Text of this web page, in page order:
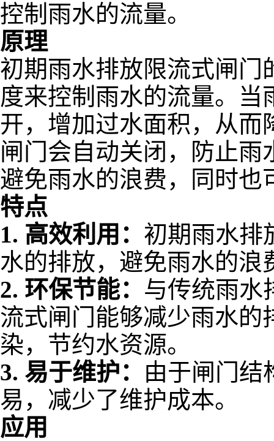
控制雨水的流量。
原理
初期雨水排放限流式闸门
度来控制雨水的流量。
开，增加过水面积，从
闸门会自动关闭，防止
避免雨水的浪费，同时也
特点
1. 高效利用： 初期雨水排
水的排放，避免雨水的浪
2. 环保节能： 与传统雨水
流式闸门能够减少雨水的
染，节约水资源。
3. 易于维护： 由于闸门结
易，减少了维护成本。
应用